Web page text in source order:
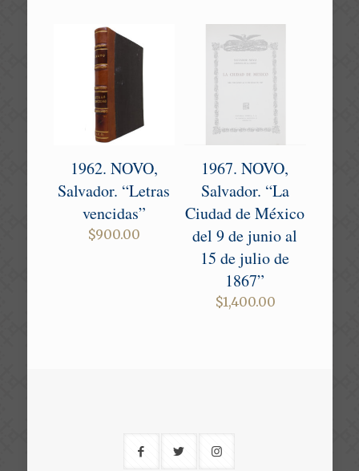
1962. NOVO,
Salvador. “Letras
vencidas”
$900.00
1967. NOVO,
Salvador. “La
Ciudad de México
del 9 de junio al
15 de julio de
1867”
$1,400.00